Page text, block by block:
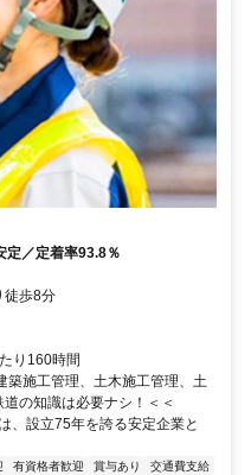
定／定着率93.8％
徒歩8分
り160時間
築施工管理、土木施工管理、土
の知識は必要ナシ！＜＜
立75年を誇る安定企業と
有資格者歓迎 賞与あり
交通費支給